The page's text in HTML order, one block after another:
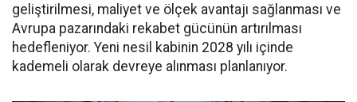
geliştirilmesi, maliyet ve ölçek avantajı sağlanması ve
Avrupa pazarındaki rekabet gücünün artırılması
hedefleniyor. Yeni nesil kabinin 2028 yılı içinde
kademeli olarak devreye alınması planlanıyor.